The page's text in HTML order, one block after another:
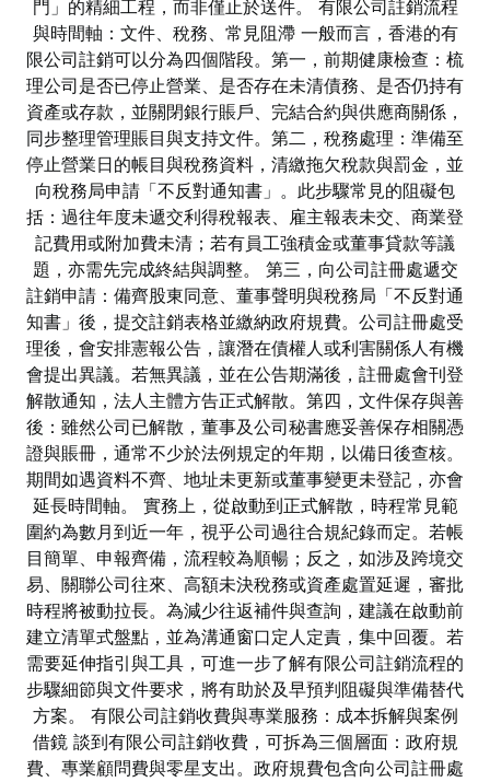
門」的精細工程，而非僅止於送件。 有限公司註銷流程
與時間軸：文件、稅務、常見阻滯 一般而言，香港的有
限公司註銷可以分為四個階段。第一，前期健康檢查：梳
理公司是否已停止營業、是否存在未清債務、是否仍持有
資產或存款，並關閉銀行賬戶、完結合約與供應商關係，
同步整理管理賬目與支持文件。第二，稅務處理：準備至
停止營業日的帳目與稅務資料，清繳拖欠稅款與罰金，並
向稅務局申請「不反對通知書」。此步驟常見的阻礙包
括：過往年度未遞交利得稅報表、雇主報表未交、商業登
記費用或附加費未清；若有員工強積金或董事貸款等議
題，亦需先完成終結與調整。 第三，向公司註冊處遞交
註銷申請：備齊股東同意、董事聲明與稅務局「不反對通
知書」後，提交註銷表格並繳納政府規費。公司註冊處受
理後，會安排憲報公告，讓潛在債權人或利害關係人有機
會提出異議。若無異議，並在公告期滿後，註冊處會刊登
解散通知，法人主體方告正式解散。第四，文件保存與善
後：雖然公司已解散，董事及公司秘書應妥善保存相關憑
證與賬冊，通常不少於法例規定的年期，以備日後查核。
期間如遇資料不齊、地址未更新或董事變更未登記，亦會
延長時間軸。 實務上，從啟動到正式解散，時程常見範
圍約為數月到近一年，視乎公司過往合規紀錄而定。若帳
目簡單、申報齊備，流程較為順暢；反之，如涉及跨境交
易、關聯公司往來、高額未決稅務或資產處置延遲，審批
時程將被動拉長。為減少往返補件與查詢，建議在啟動前
建立清單式盤點，並為溝通窗口定人定責，集中回覆。若
需要延伸指引與工具，可進一步了解有限公司註銷流程的
步驟細節與文件要求，將有助於及早預判阻礙與準備替代
方案。 有限公司註銷收費與專業服務：成本拆解與案例
借鏡 談到有限公司註銷收費，可拆為三個層面：政府規
費、專業顧問費與零星支出。政府規費包含向公司註冊處